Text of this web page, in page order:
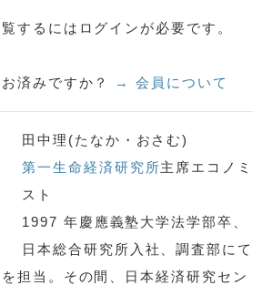
するにはログインが必要です。
済みですか？
→ 会員について
田中理(たなか・おさむ)
第一生命経済研究所主席エコノミ
スト
1997 年慶應義塾大学法学部卒、
日本総合研究所入社、調査部にて
担当。その間、日本経済研究セン